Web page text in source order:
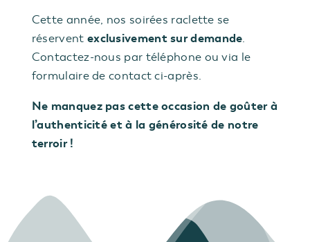
Cette année, nos soirées raclette se
réservent exclusivement sur demande.
Contactez-nous par téléphone ou via le
formulaire de contact ci-après.
Ne manquez pas cette occasion de goûter à
l’authenticité et à la générosité de notre
terroir !